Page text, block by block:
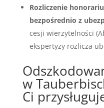
Rozliczenie
bezpośrednio z
cesji wierzytelności
ekspertyzy rozlicza
w
Ci